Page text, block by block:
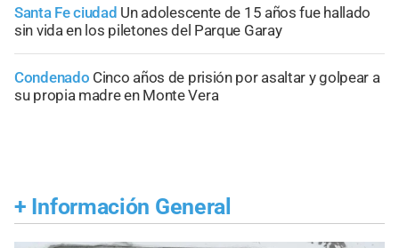
Santa Fe ciudad Un adolescente de 15 años fue hallado
sin vida en los piletones del Parque Garay
Condenado Cinco años de prisión por asaltar y golpear a
su propia madre en Monte Vera
+ Información General